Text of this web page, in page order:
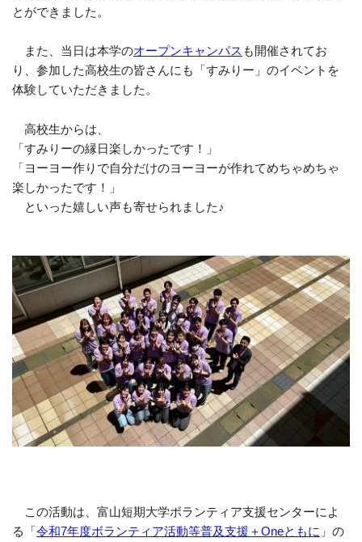
とができました。
また、当日は本学のオープンキャンパス も開催されてお
り、参加した高校生の皆さんにも「すみりー」のイベントを
体験していただきました。
高校生からは、
「すみりーの縁日楽しかったです！」
「ヨーヨー作りで自分だけのヨーヨーが作れてめちゃめちゃ
楽しかったです！」
といった嬉しい声も寄せられました♪
この活動は、富山短期大学ボランティア支援センターによ
る「令和7年度ボランティア活動等普及支援＋Oneともに 」の